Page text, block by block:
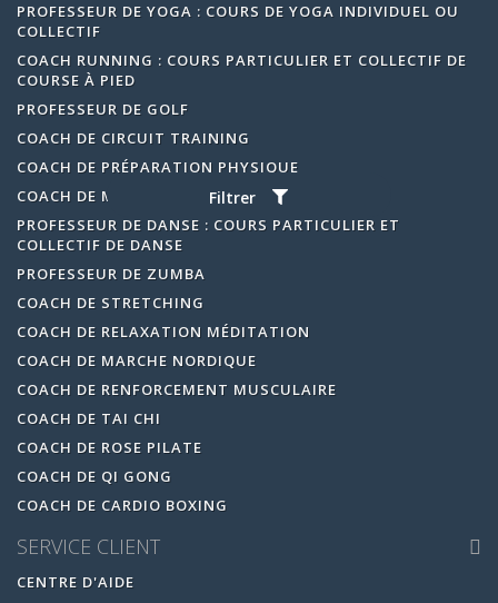
Filtrer
PROFESSEUR DE YOGA : COURS DE YOGA INDIVIDUEL OU
COLLECTIF
COACH RUNNING : COURS PARTICULIER ET COLLECTIF DE
COURSE À PIED
PROFESSEUR DE GOLF
COACH DE CIRCUIT TRAINING
COACH DE PRÉPARATION PHYSIQUE
COACH DE MUSCULATION
PROFESSEUR DE DANSE : COURS PARTICULIER ET
COLLECTIF DE DANSE
PROFESSEUR DE ZUMBA
COACH DE STRETCHING
COACH DE RELAXATION MÉDITATION
COACH DE MARCHE NORDIQUE
COACH DE RENFORCEMENT MUSCULAIRE
COACH DE TAI CHI
COACH DE ROSE PILATE
COACH DE QI GONG
COACH DE CARDIO BOXING
SERVICE CLIENT
CENTRE D'AIDE